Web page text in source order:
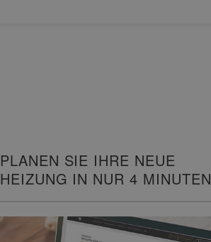
PLANEN SIE IHRE NEUE
HEIZUNG IN NUR 4 MINUTEN